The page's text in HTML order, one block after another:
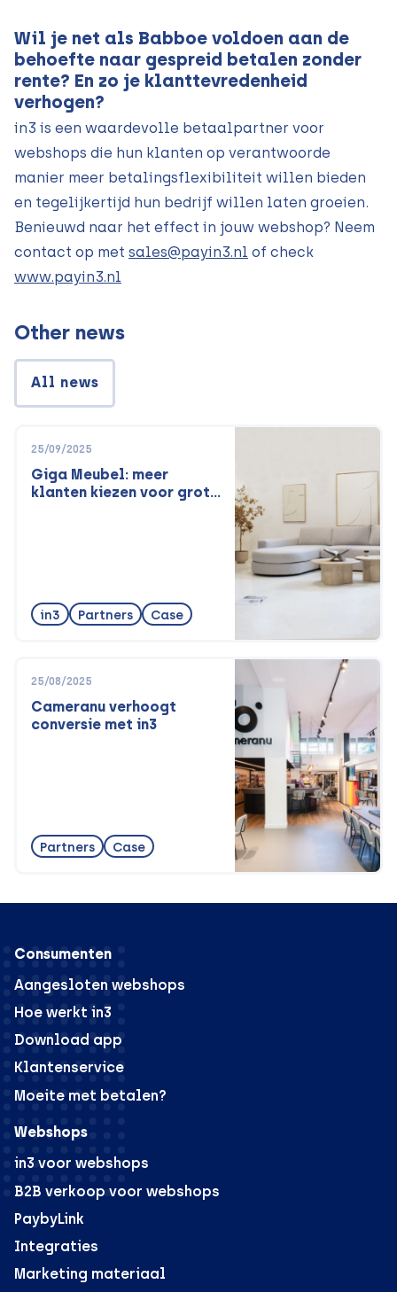
Wil je net als Babboe voldoen aan de
behoefte naar gespreid betalen zonder
rente? En zo je klanttevredenheid
verhogen?
in3 is een waardevolle betaalpartner voor
webshops die hun klanten op verantwoorde
manier meer betalingsflexibiliteit willen bieden
en tegelijkertijd hun bedrijf willen laten groeien.
Benieuwd naar het effect in jouw webshop? Neem
contact op met sales@payin3.nl of check
www.payin3.nl
Other news
All news
25/09/2025
Giga Meubel: meer
klanten kiezen voor grote
in3 Partners Case
25/08/2025
Cameranu verhoogt
conversie met in3
Partners Case
Consumenten
Aangesloten webshops
Hoe werkt in3
Download app
Klantenservice
Moeite met betalen?
Webshops
in3 voor webshops
B2B verkoop voor webshops
PaybyLink
Integraties
Marketing materiaal